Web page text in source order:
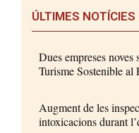
ÚLTIMES NOTÍCIES
Dues empreses noves
Turisme Sostenible al
Augment de les
intoxicacions durant